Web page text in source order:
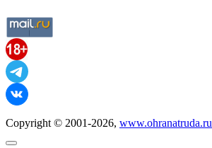
Copyright © 2001-2026, www.ohranatruda.ru